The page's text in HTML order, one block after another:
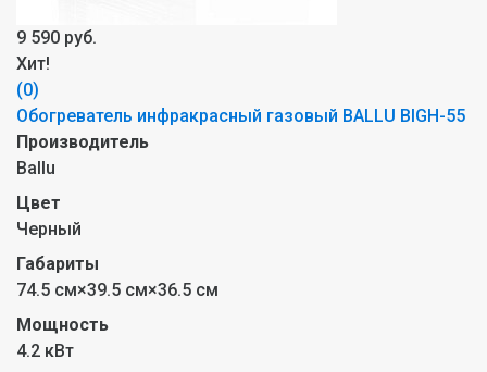
9 590 руб.
Хит!
(0)
Обогреватель инфракрасный газовый BALLU BIGH-55
Производитель
Ballu
Цвет
Черный
Габариты
74.5 см×39.5 см×36.5 см
Мощность
4.2 кВт